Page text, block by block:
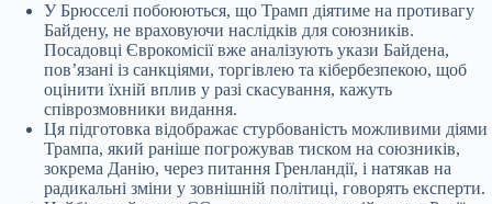
У Брюсселі побоюються, що Трамп діятиме на противагу
Байдену, не враховуючи наслідків для союзників.
Посадовці Єврокомісії вже аналізують укази Байдена,
пов’язані із санкціями, торгівлею та кібербезпекою, щоб
оцінити їхній вплив у разі скасування, кажуть
співрозмовники видання.
Ця підготовка відображає стурбованість можливими діями
Трампа, який раніше погрожував тиском на союзників,
зокрема Данію, через питання Гренландії, і натякав на
радикальні зміни у зовнішній політиці, говорять експерти.